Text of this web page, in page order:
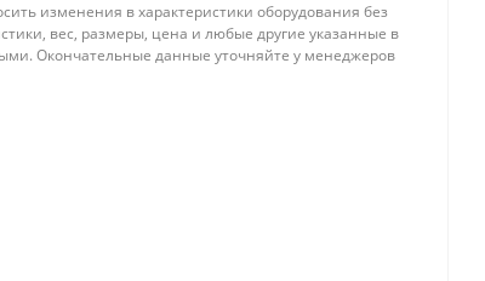
изменения в характеристики оборудования без
вес, размеры, цена и любые другие указанные в
Окончательные данные уточняйте у менеджеров